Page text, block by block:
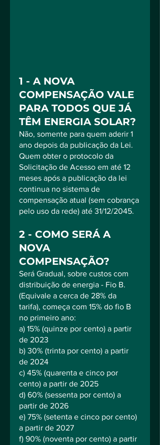
1 - A NOVA
COMPENSAÇÃO VALE
PARA TODOS QUE JÁ
TÊM ENERGIA SOLAR?
Não, somente para quem aderir 1
ano depois da publicação da Lei.
Quem obter o protocolo da
Solicitação de Acesso em até 12
meses após a publicação da lei
continua no sistema de
compensação atual (sem cobrança
pelo uso da rede) até 31/12/2045.
2 - COMO SERÁ A
NOVA
COMPENSAÇÃO?
Será Gradual, sobre custos com
distribuição de energia - Fio B.
(Equivale a cerca de 28% da
tarifa), começa com 15% do fio B
no primeiro ano:
a) 15% (quinze por cento) a partir
de 2023
b) 30% (trinta por cento) a partir
de 2024
c) 45% (quarenta e cinco por
cento) a partir de 2025
d) 60% (sessenta por cento) a
partir de 2026
e) 75% (setenta e cinco por cento)
a partir de 2027
f) 90% (noventa por cento) a partir